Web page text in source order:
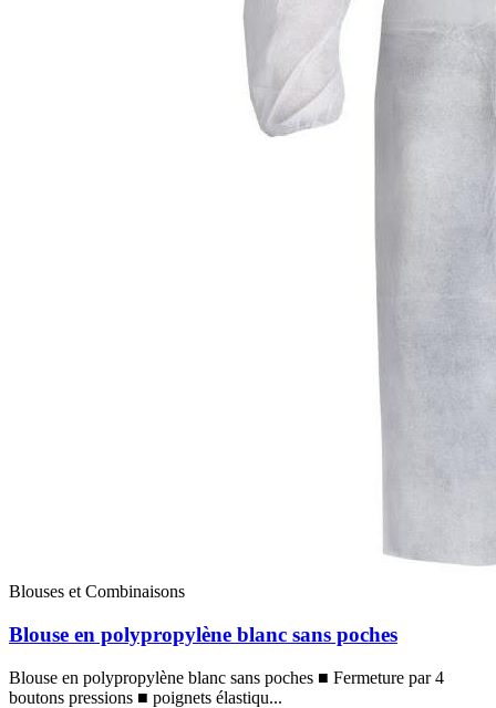
Blouses et Combinaisons
Blouse en polypropylène blanc sans poches
Blouse en polypropylène blanc sans poches ■ Fermeture par 4
boutons pressions ■ poignets élastiqu...